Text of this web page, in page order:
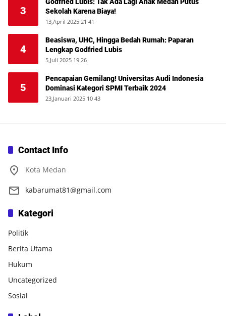
3
Godfried Lubis: Tak Ada Lagi Anak Medan Putus
Sekolah Karena Biaya!
13,April 2025 21 41
4
Beasiswa, UHC, Hingga Bedah Rumah: Paparan
Lengkap Godfried Lubis
5,Juli 2025 19 26
5
Pencapaian Gemilang! Universitas Audi Indonesia
Dominasi Kategori SPMI Terbaik 2024
23,Januari 2025 10 43
Contact Info
Kota Medan
kabarumat81@gmail.com
Kategori
Politik
Berita Utama
Hukum
Uncategorized
Sosial